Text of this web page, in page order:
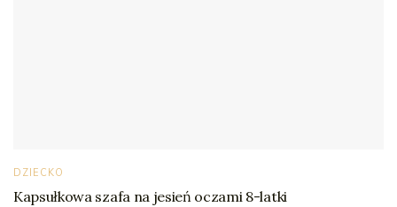
DZIECKO
Kapsułkowa szafa na jesień oczami 8-latki